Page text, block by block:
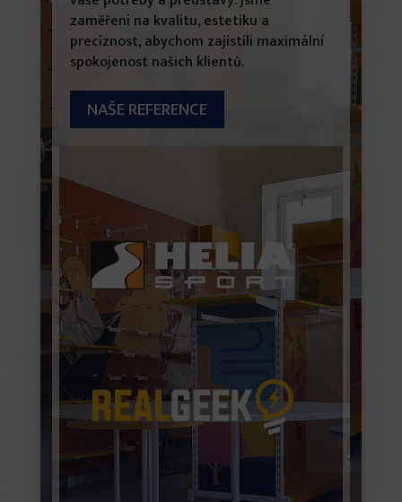
zaměřeni na kvalitu, estetiku a
preciznost, abychom zajistili maximální
spokojenost našich klientů.
NAŠE REFERENCE